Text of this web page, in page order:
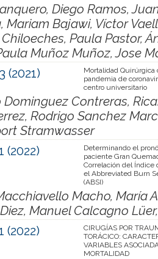
Diego Ramos,
Mariam Bajawi, Víctor
Paula Pastor,
Muñoz Muñoz, Jose
(2021)
Mortalidad Quirúrgica
pandemia de
centro universitario
Contreras,
Rodrigo Sanchez
Stramwasser
(2022)
Determinando el
paciente Gran
Correlación del Índice
el Abbreviated Burn
(ABSI)
Macho, María
Manuel Calcagno
(2022)
CIRUGÍAS POR
TORÁCICO:
VARIABLES
MORTALIDAD